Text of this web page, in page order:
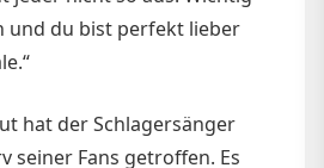
und du bist perfekt lieber
hat der Schlagersänger
seiner Fans getroffen. Es